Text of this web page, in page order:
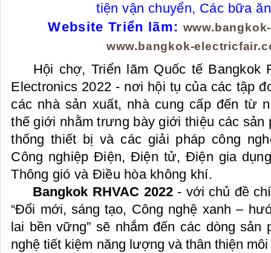
tiện vận chuyển, Các bữa
Website Triển lãm:
www.bangkok-
Hội chợ, Triển lãm Quốc tế Bangkok
Electronics 2022 - nơi hội tụ của các tập
các nhà sản xuất, nhà cung cấp đến từ
thế giới nhằm trưng bày giới thiệu các sản
thống thiết bị và các giải pháp công
Công nghiệp Điện, Điện tử, Điện gia
Thông gió và Điều hòa không khí.
Bangkok RHVAC 2022- với chủ đề
“Đổi mới, sáng tạo, Công nghệ xanh –
lai bền vững” sẽ nhắm đến các dòng sản
nghệ tiết kiệm năng lượng và thân thiện